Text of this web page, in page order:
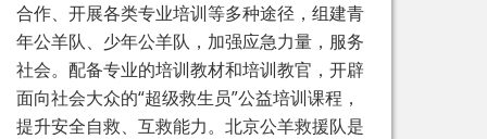
合作、开展各类专业培训等多种途径，组建青
年公羊队、少年公羊队，加强应急力量，服务
社会。配备专业的培训教材和培训教官，开辟
面向社会大众的“超级救生员”公益培训课程，
提升安全自救、互救能力。北京公羊救援队是